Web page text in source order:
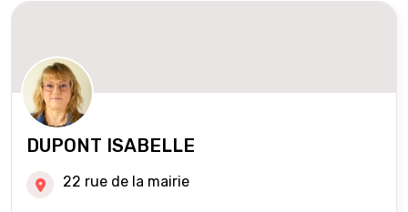
DUPONT ISABELLE
22 rue de la mairie